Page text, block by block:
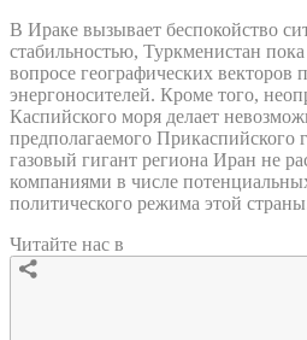
В Ираке вызывает беспокойство
стабильностью, Туркменистан
вопросе географических векторов
энергоносителей. Кроме того,
Каспийского моря делает
предполагаемого Прикаспийского
газовый гигант региона Иран не
компаниями в числе
политического режима этой
Читайте нас в